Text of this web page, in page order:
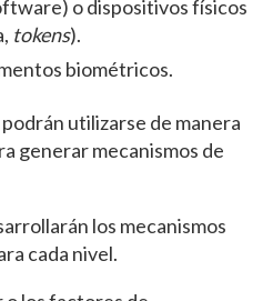
o dispositivos físicos
tokens).
biométricos.
utilizarse de manera
generar mecanismos de
los mecanismos
cada nivel.